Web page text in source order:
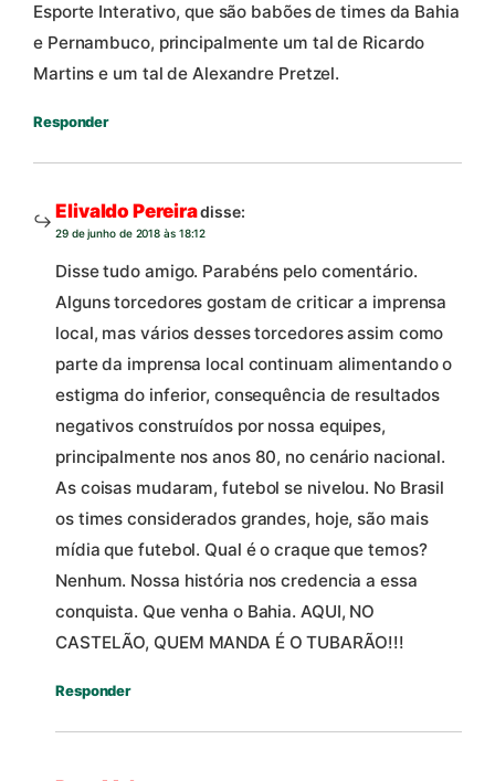
Esporte Interativo, que são babões de times da Bahia
e Pernambuco, principalmente um tal de Ricardo
Martins e um tal de Alexandre Pretzel.
Responder
Elivaldo Pereiradisse:
29 de junho de 2018 às 18:12
Disse tudo amigo. Parabéns pelo comentário.
Alguns torcedores gostam de criticar a imprensa
local, mas vários desses torcedores assim como
parte da imprensa local continuam alimentando o
estigma do inferior, consequência de resultados
negativos construídos por nossa equipes,
principalmente nos anos 80, no cenário nacional.
As coisas mudaram, futebol se nivelou. No Brasil
os times considerados grandes, hoje, são mais
mídia que futebol. Qual é o craque que temos?
Nenhum. Nossa história nos credencia a essa
conquista. Que venha o Bahia. AQUI, NO
CASTELÃO, QUEM MANDA É O TUBARÃO!!!
Responder